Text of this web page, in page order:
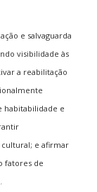
e salvaguarda
visibilidade às
a reabilitação
habitabilidade e
e afirmar
fatores de